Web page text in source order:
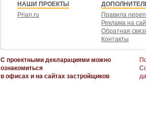
НАШИ ПРОЕКТЫ
Prian.ru
Правила
Реклама на
Обратная
Контакты
С проектными декларациями можно
ознакомиться
в офисах и на сайтах застройщиков